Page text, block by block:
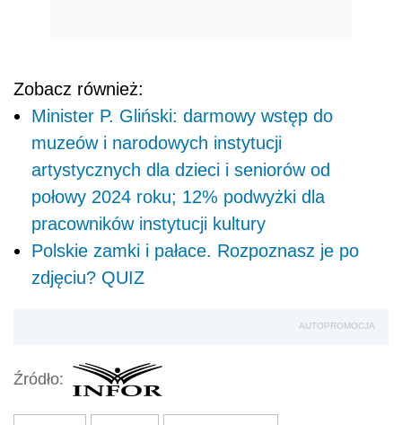
Zobacz również:
Minister P. Gliński: darmowy wstęp do
muzeów i narodowych instytucji
artystycznych dla dzieci i seniorów od
połowy 2024 roku; 12% podwyżki dla
pracowników instytucji kultury
Polskie zamki i pałace. Rozpoznasz je po
zdjęciu? QUIZ
AUTOPROMOCJA
Źródło: